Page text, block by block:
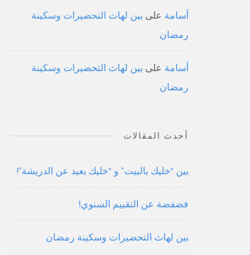
أسامة على بين لهاث التحضيرات وسكينة
رمضان
أسامة على بين لهاث التحضيرات وسكينة
رمضان
أحدث المقالات
بين “خليك بالبيت” و “خليك بعيد عن الدريشة”!
فضفضة عن التقييم السنوي!
بين لهاث التحضيرات وسكينة رمضان